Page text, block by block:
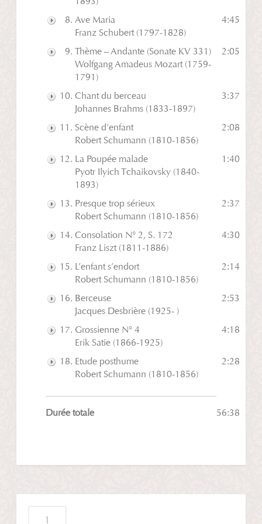
Play 4:45
Ave Maria
Franz Schubert (1797-1828)
Play 2:05
Thème – Andante (Sonate KV 331)
Wolfgang Amadeus Mozart (1759-
1791)
Play 3:37
Chant du berceau
Johannes Brahms (1833-1897)
Play 2:08
Scène d’enfant
Robert Schumann (1810-1856)
Play 1:40
La Poupée malade
Pyotr Ilyich Tchaikovsky (1840-
1893)
Play 2:37
Presque trop sérieux
Robert Schumann (1810-1856)
Play 4:30
Consolation N° 2, S. 172
Franz Liszt (1811-1886)
Play 2:14
L’enfant s’endort
Robert Schumann (1810-1856)
Play 2:53
Berceuse
Jacques Desbrière (1925- )
Play 4:18
Grossienne N° 4
Erik Satie (1866-1925)
Play 2:28
Etude posthume
Robert Schumann (1810-1856)
56:38
Durée totale